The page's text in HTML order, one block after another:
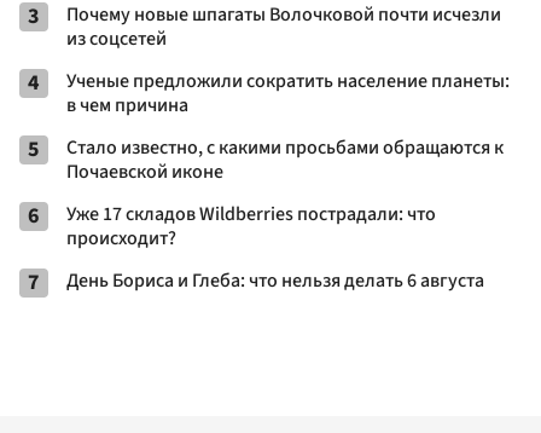
3
Почему новые шпагаты Волочковой почти исчезли
из соцсетей
4
Ученые предложили сократить население планеты:
в чем причина
5
Стало известно, с какими просьбами обращаются к
Почаевской иконе
6
Уже 17 складов Wildberries пострадали: что
происходит?
7 День Бориса и Глеба: что нельзя делать 6 августа